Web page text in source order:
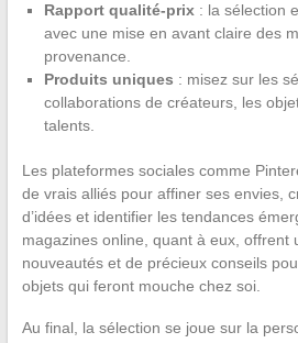
Rapport qualité-prix: la sélection
avec une mise en avant claire des
provenance.
Produits uniques : misez sur les
collaborations de créateurs, les
talents.
Les plateformes sociales comme
de vrais alliés pour affiner ses envies,
d’idées et identifier les tendances
magazines online, quant à eux, offrent
nouveautés et de précieux conseils
objets qui feront mouche chez soi.
Au final, la sélection se joue sur la